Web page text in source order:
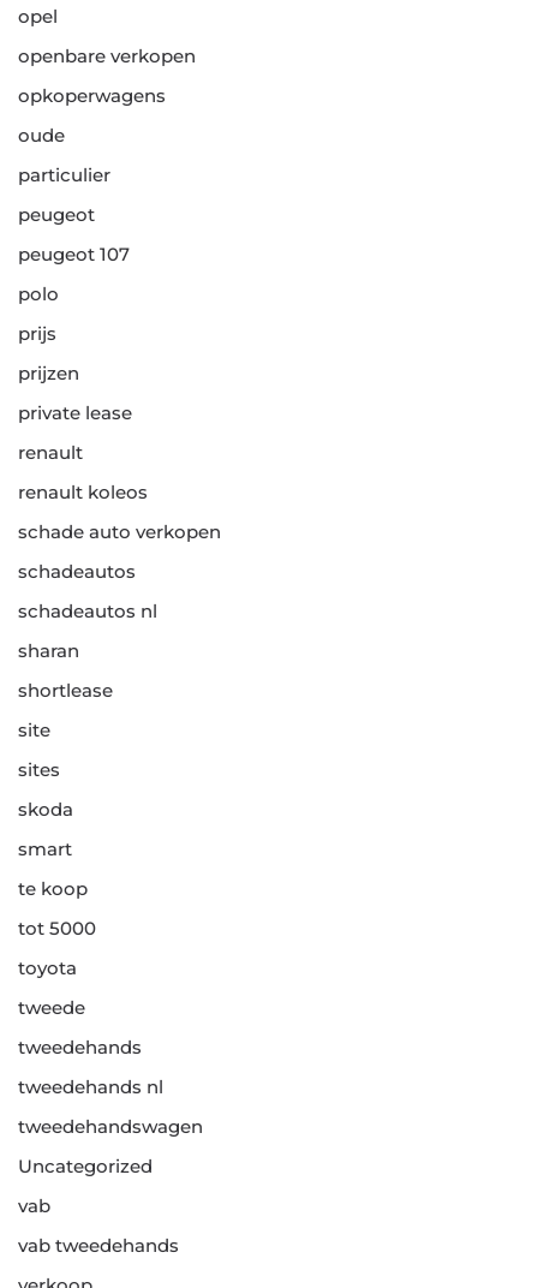
opel
openbare verkopen
opkoperwagens
oude
particulier
peugeot
peugeot 107
polo
prijs
prijzen
private lease
renault
renault koleos
schade auto verkopen
schadeautos
schadeautos nl
sharan
shortlease
site
sites
skoda
smart
te koop
tot 5000
toyota
tweede
tweedehands
tweedehands nl
tweedehandswagen
Uncategorized
vab
vab tweedehands